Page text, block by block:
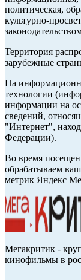
политическая,
культурно-
Территория
зарубежные
На
технологии
информации на
сведений,
"Интернет",
Федерации).
Во время
обрабатываем
метрик Яндекс
Мегакритик -
кинофильмы в